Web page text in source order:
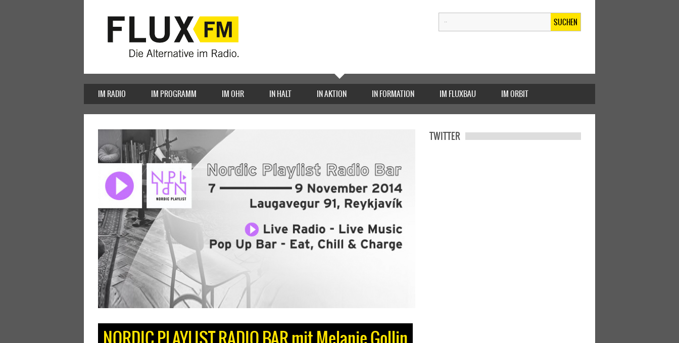
SUCHEN
IM RADIO IM PROGRAMM IM OHR IN HALT IN AKTION IN FORMATION IM FLUXBAU IM ORBIT
TWITTER